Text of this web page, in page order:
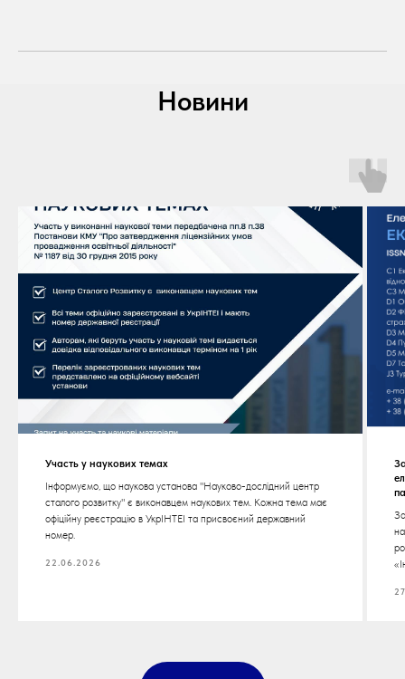
Новини
Участь у наукових темах
Інформуємо, що наукова установа "Науково-дослідний центр
сталого розвитку" є виконавцем наукових тем. Кожна тема має
офіційну реєстрацію в УкрІНТЕІ та присвоєний державний
номер.
22.06.2026